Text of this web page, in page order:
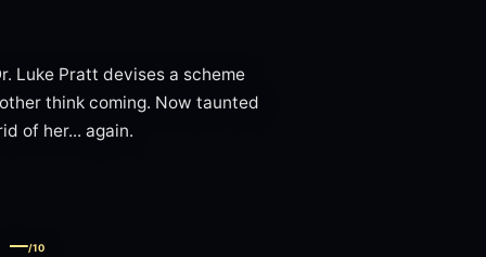
Luke Pratt devises a scheme
think coming. Now taunted
of her... again.
—/10